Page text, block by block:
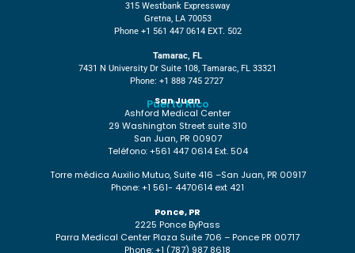
315 Westbank Expressway
Gretna, LA 70053
Phone +1 561 447 0614 EXT. 502
Tamarac, FL
7431 N University Dr Suite 108, Tamarac, FL 33321
Phone: +1 888 745 2727
Puerto Rico
San Juan
Ashford Medical Center
29 Washington Street suite 310
San Juan, PR 00907
Teléfono: +561 447 0614 Ext. 504
Torre médica Auxilio Mutuo, Suite 416 –San Juan, PR 00917
Phone: +1 561- 4470614 ext 421
Ponce, PR
2225 Ponce ByPass
Parra Medical Center Plaza Suite 706 – Ponce PR 00717
Phone: +1 (787) 987 8618